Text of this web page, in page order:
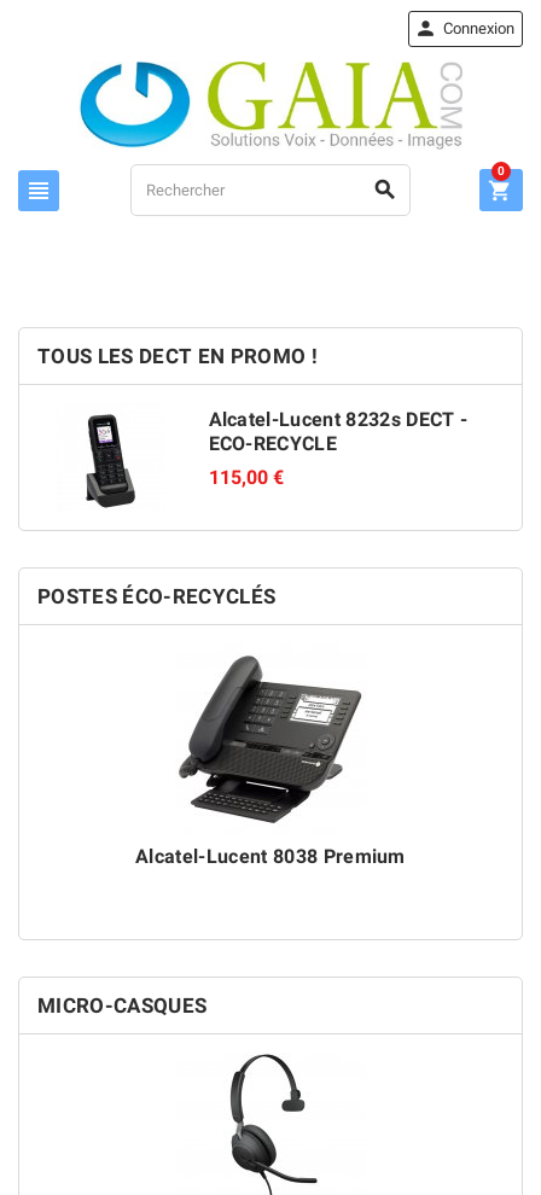
 
 Connexion

0
TOUS LES DECT EN PROMO !
Alcatel-Lucent 8232s DECT -
ECO-RECYCLE
115,00 €
POSTES ÉCO-RECYCLÉS
Alcatel-Lucent 8038 Premium
MICRO-CASQUES